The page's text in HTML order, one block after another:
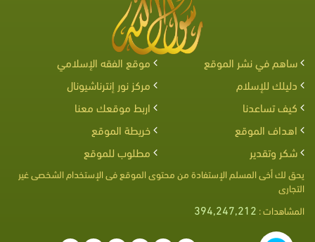
ساهم في نشر الموقع
موقع الفقه الإسلامي
دليلك للإسلام
مركز نور إنترناشيونال
كيف تساعدنا
اربط موقعك معنا
اهداف الموقع
خريطة الموقع
شكر وتقدير
مطلوب للموقع
يحق لك أخى المسلم الإستفادة من محتوى الموقع فى الإستخدام الشخصى غير
التجارى
المشاهدات : 394,247,212